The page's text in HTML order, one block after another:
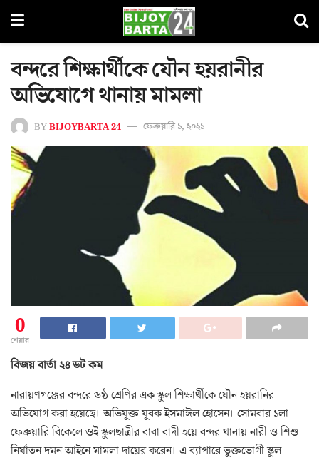
বন্দরে শিক্ষার্থীকে যৌন হয়রানীর
অভিযোগে থানায় মামলা
BYBIJOYBARTA 24 ফেব্রুয়ারি ১, ২০২১
0
শেয়ার
বিজয় বার্তা ২৪ ডট কম
নারায়ণগঞ্জের বন্দরে ৬ষ্ঠ শ্রেণির এক স্কুল শিক্ষার্থীকে যৌন হয়রানির
অভিযোগ করা হয়েছে। অভিযুক্ত যুবক ইসমাঈল হোসেন। সোমবার ১লা
ফেব্রুয়ারি বিকেলে ওই স্কুলছাত্রীর বাবা বাদী হয়ে বন্দর থানায় নারী ও শিশু
নির্যাতন দমন আইনে মামলা দায়ের করেন। এ ব্যাপারে ভুক্তভোগী স্কুল